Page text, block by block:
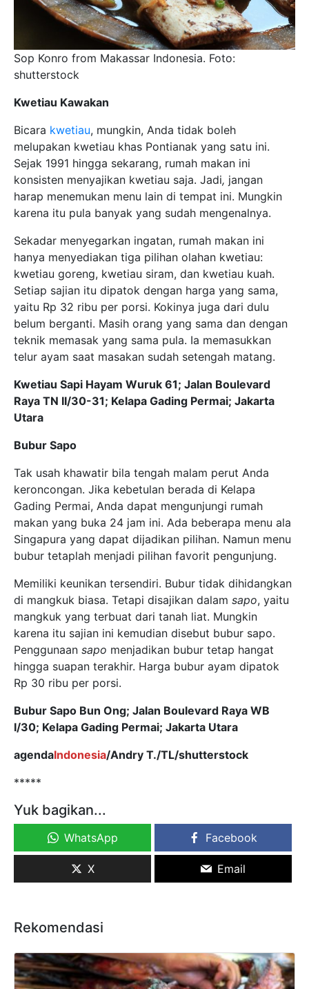
Sop Konro from Makassar Indonesia. Foto:
shutterstock
Kwetiau Kawakan
Bicara kwetiau, mungkin, Anda tidak boleh
melupakan kwetiau khas Pontianak yang satu ini.
Sejak 1991 hingga sekarang, rumah makan ini
konsisten menyajikan kwetiau saja. Jadi, jangan
harap menemukan menu lain di tempat ini. Mungkin
karena itu pula banyak yang sudah mengenalnya.
Sekadar menyegarkan ingatan, rumah makan ini
hanya menyediakan tiga pilihan olahan kwetiau:
kwetiau goreng, kwetiau siram, dan kwetiau kuah.
Setiap sajian itu dipatok dengan harga yang sama,
yaitu Rp 32 ribu per porsi. Kokinya juga dari dulu
belum berganti. Masih orang yang sama dan dengan
teknik memasak yang sama pula. Ia memasukkan
telur ayam saat masakan sudah setengah matang.
Kwetiau Sapi Hayam Wuruk 61; Jalan Boulevard
Raya TN II/30-31; Kelapa Gading Permai; Jakarta
Utara
Bubur Sapo
Tak usah khawatir bila tengah malam perut Anda
keroncongan. Jika kebetulan berada di Kelapa
Gading Permai, Anda dapat mengunjungi rumah
makan yang buka 24 jam ini. Ada beberapa menu ala
Singapura yang dapat dijadikan pilihan. Namun menu
bubur tetaplah menjadi pilihan favorit pengunjung.
Memiliki keunikan tersendiri. Bubur tidak dihidangkan
di mangkuk biasa. Tetapi disajikan dalam sapo, yaitu
mangkuk yang terbuat dari tanah liat. Mungkin
karena itu sajian ini kemudian disebut bubur sapo.
Penggunaan sapo menjadikan bubur tetap hangat
hingga suapan terakhir. Harga bubur ayam dipatok
Rp 30 ribu per porsi.
Bubur Sapo Bun Ong; Jalan Boulevard Raya WB
I/30; Kelapa Gading Permai; Jakarta Utara
agendaIndonesia/Andry T./TL/shutterstock
*****
Yuk bagikan...
WhatsApp Facebook
X Email
Rekomendasi